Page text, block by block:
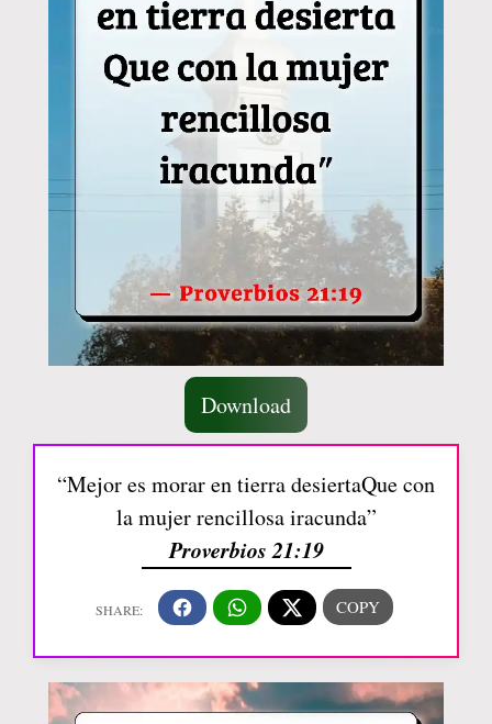
Download
“Mejor es morar en tierra desiertaQue con
la mujer rencillosa iracunda”
Proverbios 21:19